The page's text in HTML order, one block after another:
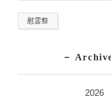
慰霊祭
2026